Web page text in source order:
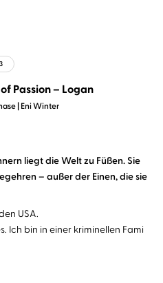
Eni Winter
Passion – Logan
liegt die Welt zu Füßen. Sie
– außer der Einen, die sie
USA.
Ich bin in einer kriminellen Fami